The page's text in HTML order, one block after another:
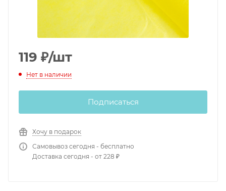
119 ₽/шт
Нет в наличии
Подписаться
Хочу в подарок
Самовывоз сегодня - бесплатно
Доставка сегодня - от 228 ₽